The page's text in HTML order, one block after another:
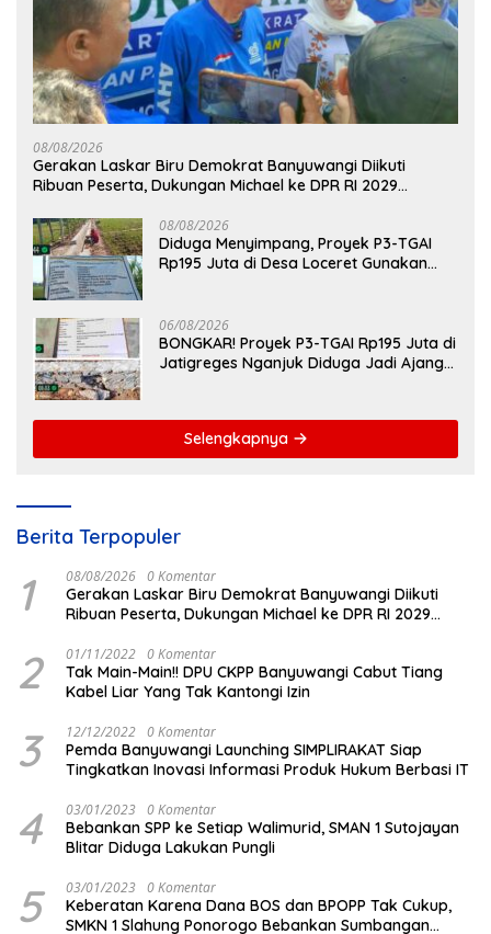
08/08/2026
Gerakan Laskar Biru Demokrat Banyuwangi Diikuti
Ribuan Peserta, Dukungan Michael ke DPR RI 2029
08/08/2026
Diduga Menyimpang, Proyek P3-TGAI
Rp195 Juta di Desa Loceret Gunakan
06/08/2026
BONGKAR! Proyek P3-TGAI Rp195 Juta di
Jatigreges Nganjuk Diduga Jadi Ajang
Selengkapnya
Berita Terpopuler
1 08/08/2026 0 Komentar
Gerakan Laskar Biru Demokrat Banyuwangi Diikuti
Ribuan Peserta, Dukungan Michael ke DPR RI 2029
2 01/11/2022 0 Komentar
Tak Main-Main!! DPU CKPP Banyuwangi Cabut Tiang
Kabel Liar Yang Tak Kantongi Izin
3 12/12/2022 0 Komentar
Pemda Banyuwangi Launching SIMPLIRAKAT Siap
Tingkatkan Inovasi Informasi Produk Hukum Berbasi IT
4 03/01/2023 0 Komentar
Bebankan SPP ke Setiap Walimurid, SMAN 1 Sutojayan
Blitar Diduga Lakukan Pungli
5 03/01/2023 0 Komentar
Keberatan Karena Dana BOS dan BPOPP Tak Cukup,
SMKN 1 Slahung Ponorogo Bebankan Sumbangan